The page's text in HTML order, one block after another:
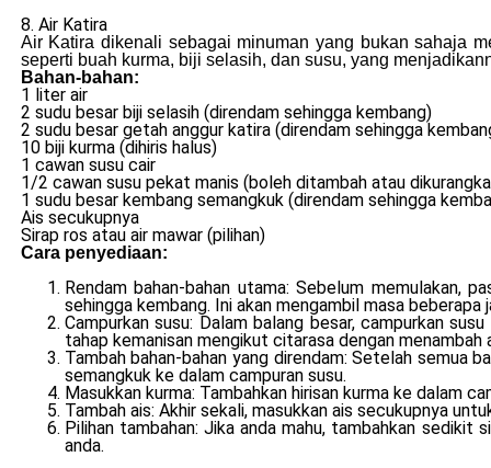
8. Air Katira
Air Katira dikenali sebagai minuman yang bukan sahaja
seperti buah kurma, biji selasih, dan susu, yang
Bahan-bahan:
1 liter air
2 sudu besar biji selasih (direndam sehingga kembang)
2 sudu besar getah anggur katira (direndam sehingga
10 biji kurma (dihiris halus)
1 cawan susu cair
1/2 cawan susu pekat manis (boleh ditambah atau
1 sudu besar kembang semangkuk (direndam sehingga
Ais secukupnya
Sirap ros atau air mawar (pilihan)
Cara penyediaan:
Rendam bahan-bahan utama: Sebelum memulakan,
sehingga kembang. Ini akan mengambil masa beberapa
Campurkan susu: Dalam balang besar, campurkan
tahap kemanisan mengikut citarasa dengan
Tambah bahan-bahan yang direndam: Setelah semua
semangkuk ke dalam campuran susu.
Masukkan kurma: Tambahkan hirisan kurma ke dalam
Tambah ais: Akhir sekali, masukkan ais secukupnya
Pilihan tambahan: Jika anda mahu, tambahkan sedikit
anda.